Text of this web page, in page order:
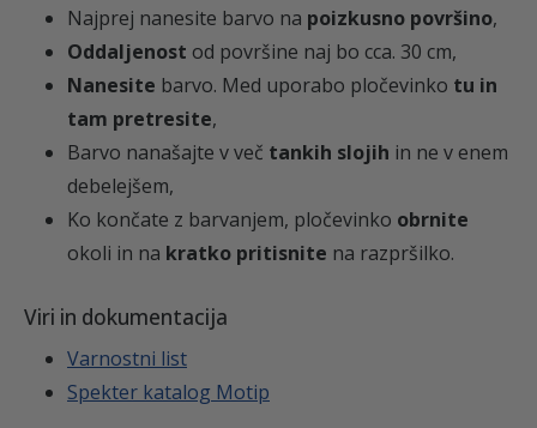
Najprej nanesite barvo na poizkusno površino,
Oddaljenost od površine naj bo cca. 30 cm,
Nanesite barvo. Med uporabo pločevinko tu in
tam pretresite,
Barvo nanašajte v več tankih slojih in ne v enem
debelejšem,
Ko končate z barvanjem, pločevinko obrnite
okoli in na kratko pritisnite na razpršilko.
Viri in dokumentacija
Varnostni list
Spekter katalog Motip